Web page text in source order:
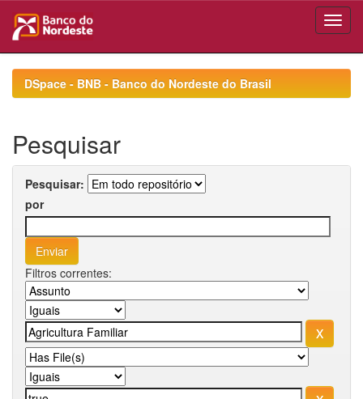
navigationDSpace - BNB - Banco do Nordeste do Brasil
Pesquisar
Pesquisar:
por
Filtros correntes: